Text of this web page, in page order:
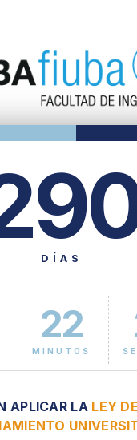
DÍAS
22
MINUTOS
APLICAR LA LEY DE